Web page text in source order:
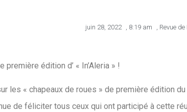
juin 28, 2022 8:19 am Revue
première édition d’ « In’Aleria » !
les « chapeaux de roues » de première édition
de féliciter tous ceux qui ont participé à cette